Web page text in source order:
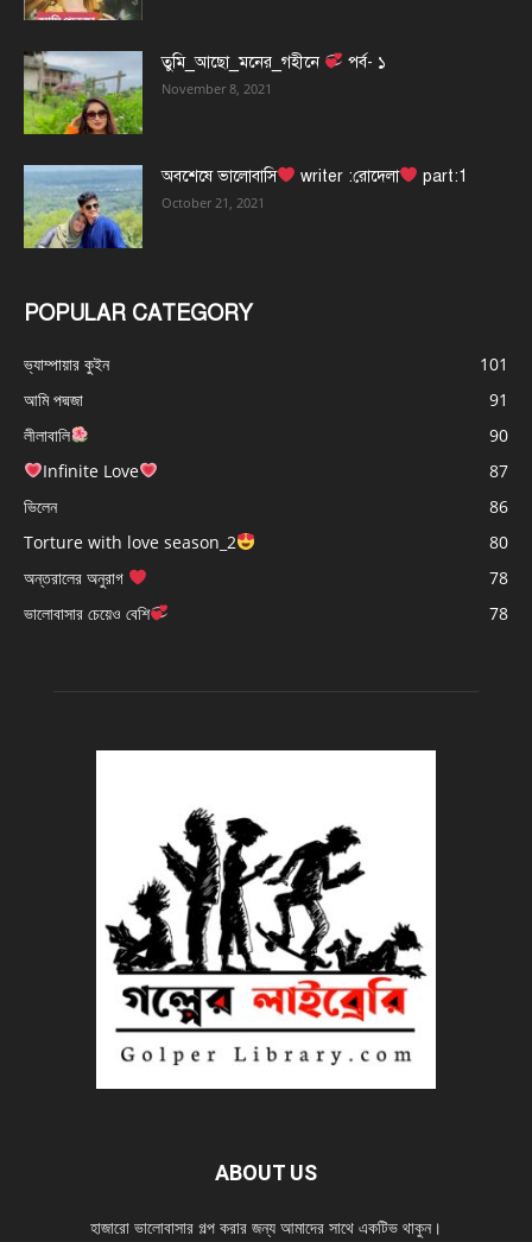
তুমি_আছো_মনের_গহীনে পর্ব- ১
November 8, 2021
অবশেষে ভালোবাসি writer :রোদেলা part:1
October 21, 2021
POPULAR CATEGORY
ভ্যাম্পায়ার কুইন
101
আমি পদ্মজা
91
লীলাবালি
90
Infinite Love
87
ভিলেন
86
Torture with love season_2
80
অন্তরালের অনুরাগ
78
ভালোবাসার চেয়েও বেশি
78
ABOUT US
হাজারো ভালোবাসার গল্প করার জন্য আমাদের সাথে একটিভ থাকুন।